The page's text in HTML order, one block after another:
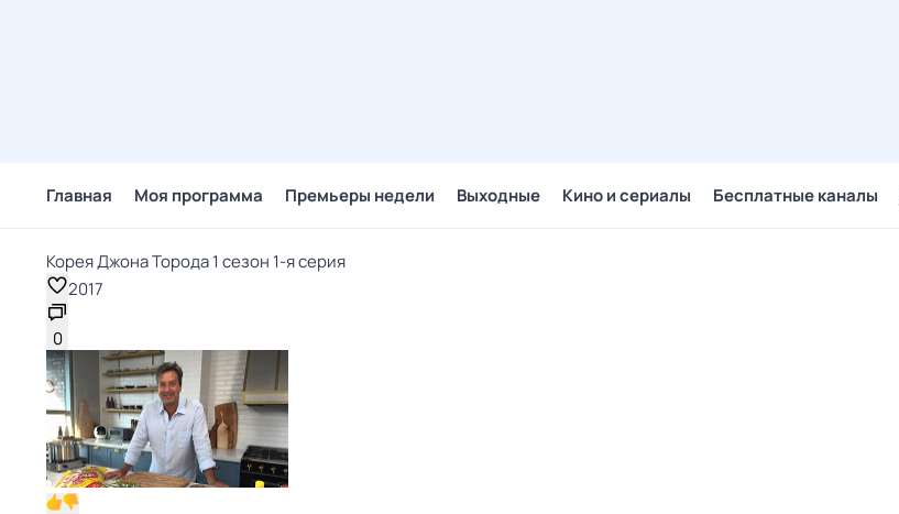
Главная Моя программа Премьеры недели Выходные Кино и сериалы Бесплатные каналы
Корея Джона Торода 1 сезон 1-я серия
2017
0